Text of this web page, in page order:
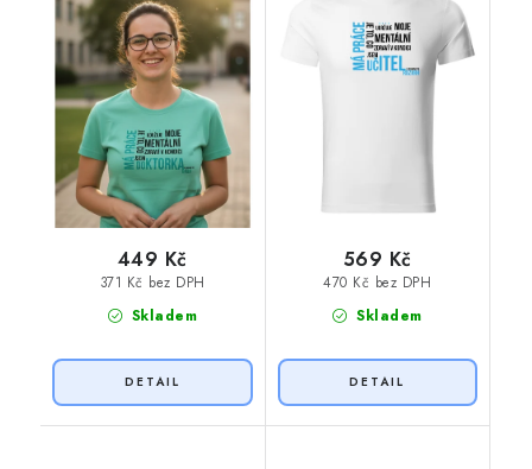
Skladem
371 Kč bez DPH
449 Kč
Skladem
470 Kč bez DPH
569 Kč